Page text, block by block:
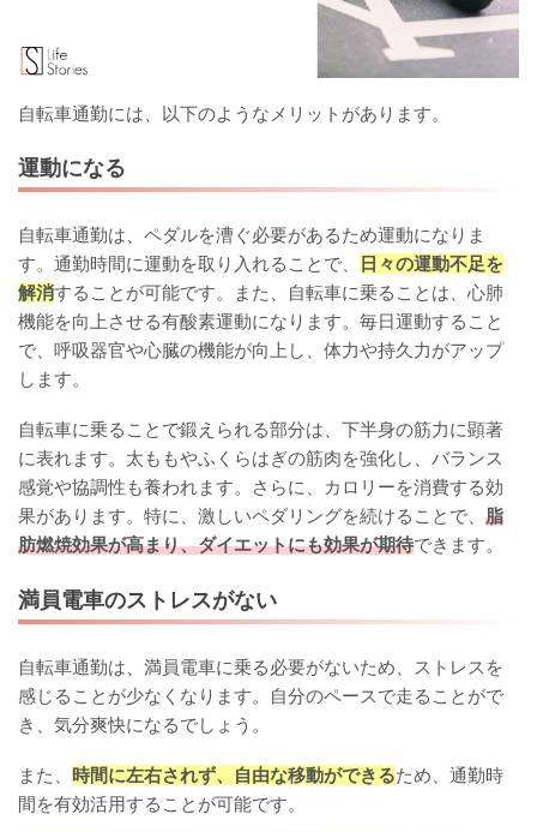
自転車通勤には、以下のようなメリットがあります。
運動になる
自転車通勤は、ペダルを漕ぐ必要があるため運動になりま
す。通勤時間に運動を取り入れることで、
日々の運動不足を
解消することが可能です。また、自転車に乗ることは、心肺
機能を向上させる有酸素運動になります。毎日運動すること
で、呼吸器官や心臓の機能が向上し、体力や持久力がアップ
します。
自転車に乗ることで鍛えられる部分は、下半身の筋力に顕著
に表れます。太ももやふくらはぎの筋肉を強化し、バランス
感覚や協調性も養われます。さらに、カロリーを消費する効
果があります。特に、激しいペダリングを続けることで、 脂
肪燃焼効果が高まり、ダイエットにも効果が期待できます。
満員電車のストレスがない
自転車通勤は、満員電車に乗る必要がないため、ストレスを
感じることが少なくなります。自分のペースで走ることがで
き、気分爽快になるでしょう。
また、 時間に左右されず、自由な移動ができるため、通勤時
間を有効活用することが可能です。